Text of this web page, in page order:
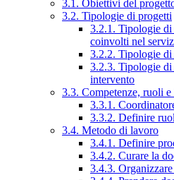
3.1. Obiettivi del
3.2. Tipologie di progetti
3.2.1. Tipologie di
coinvolti nel
3.2.2. Tipologie di
3.2.3. Tipologie di
intervento
3.3. Competenze, ruoli
3.3.1.
3.3.2. Definire
3.4. Metodo di lavoro
3.4.1. Definire
3.4.2. Curare la
3.4.3.